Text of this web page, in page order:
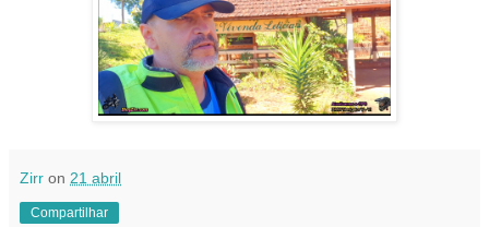
Zirr on 21 abril
Compartilhar